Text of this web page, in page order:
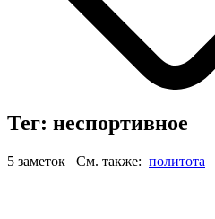
Тег: неспортивное
5 заметок См. также: политота